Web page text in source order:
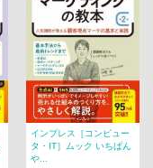
インプレス［コンピュー
タ・IT］ムック いちばん
や...